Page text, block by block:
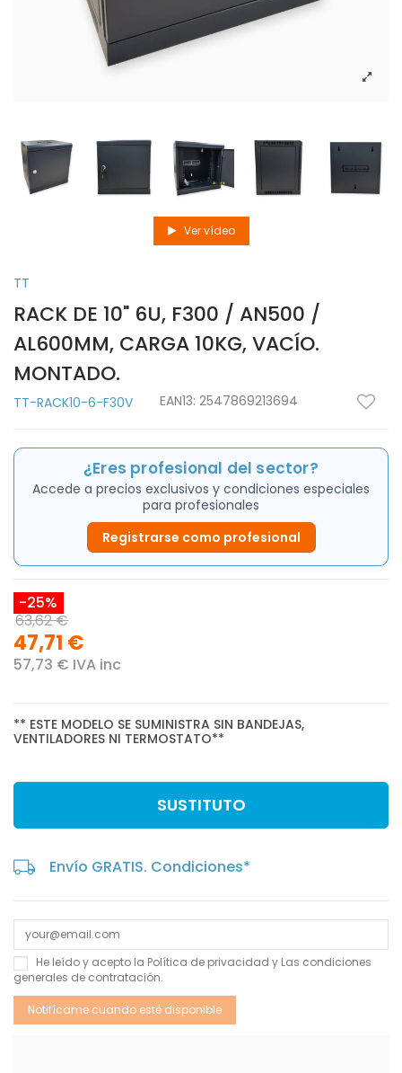
Ver vídeo
TT
RACK DE 10" 6U, F300 / AN500 /
AL600MM, CARGA 10KG, VACÍO.
MONTADO.
TT-RACK10-6-F30V EAN13: 2547869213694
¿Eres profesional del sector?
Accede a precios exclusivos y condiciones especiales
para profesionales
Registrarse como profesional
-25%
63,62 €
47,71 €
57,73 € IVA inc
** ESTE MODELO SE SUMINISTRA SIN BANDEJAS,
VENTILADORES NI TERMOSTATO**
SUSTITUTO
Envío GRATIS. Condiciones*
He leído y acepto la Política de privacidad y Las condiciones
generales de contratación.